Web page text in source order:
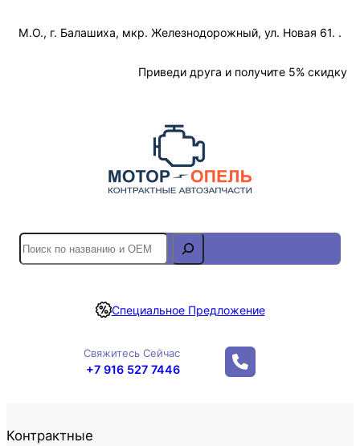
М.О., г. Балашиха, мкр. Железнодорожный, ул. Новая 61. .
Приведи друга и получите 5% скидку
S
e
r
Специальное Предложение
Свяжитесь Сейчас
+7 916 527 7446
Контрактные